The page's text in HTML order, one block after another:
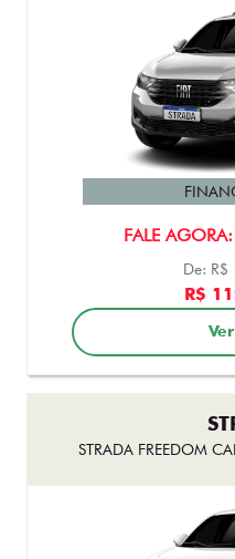
FALE
De:
R$
STRADA FREEDOM